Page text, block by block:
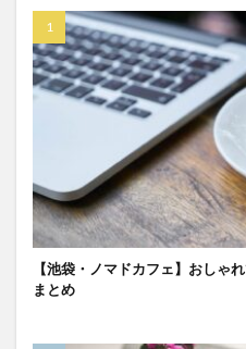
【池袋・ノマドカフェ】おしゃ
まとめ